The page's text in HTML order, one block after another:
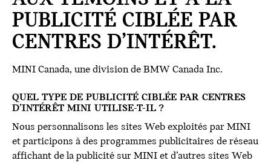
PUBLICITÉ CIBLÉE PAR
CENTRES D’INTÉRÊT.
MINI Canada, une division de BMW Canada Inc.
QUEL TYPE DE PUBLICITÉ CIBLÉE PAR CENTRES
D’INTÉRÊT MINI UTILISE-T-IL ?
Nous personnalisons les sites Web exploités par MINI
et participons à des programmes publicitaires de réseau
affichant de la publicité sur MINI et d’autres sites Web